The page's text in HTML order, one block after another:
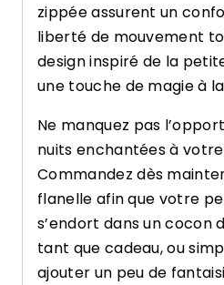
zippée assurent un
liberté de mouvement
design inspiré de la
une touche de magie à
Ne manquez pas
nuits enchantées à
Commandez dès
flanelle afin que votre
s’endort dans un cocon
tant que cadeau, ou
ajouter un peu de